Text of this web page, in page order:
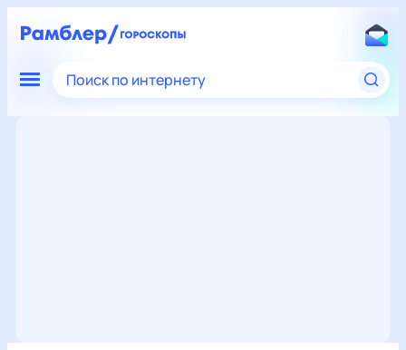
Поиск по интернету